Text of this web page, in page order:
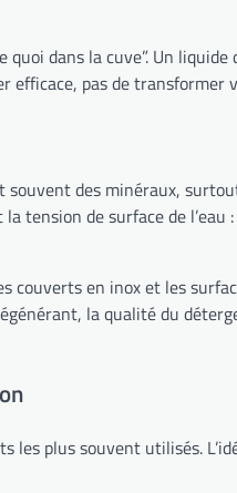
dans la cuve”. Un
efficace, pas de
des minéraux,
de surface de
en inox et les
la qualité du
plus souvent utilisés.